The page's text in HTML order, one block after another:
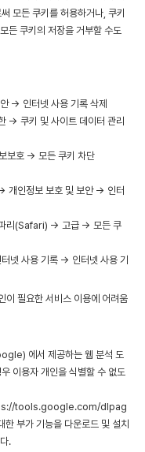
모든 쿠키를 허용하거나, 쿠키
든 쿠키의 저장을 거부할 수도
→ 인터넷 사용 기록 삭제
→ 쿠키 및 사이트 데이터 관리
보호 → 모든 쿠키 차단
개인정보 보호 및 보안 → 인터
리(Safari) → 고급 → 모든 쿠
넷 사용 기록 → 인터넷 사용 기
이 필요한 서비스 이용에 어려움
에서 제공하는 웹 분석 도
이용자 개인을 식별할 수 없도
tools.google.com/dlpag
부가 기능을 다운로드 및 설치
.